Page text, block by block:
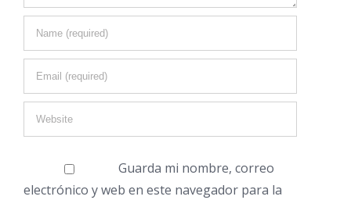
Guarda mi nombre, correo
electrónico y web en este navegador para la